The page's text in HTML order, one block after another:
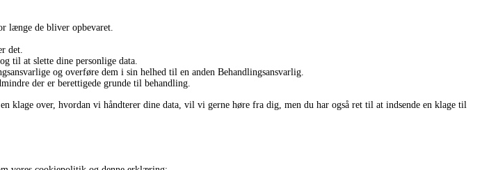
længe de bliver opbevaret.
det.
til at slette dine personlige data.
og overføre dem i sin helhed til en anden Behandlingsansvarlig.
der er berettigede grunde til behandling.
klage over, hvordan vi håndterer dine data, vil vi gerne høre fra dig, men du har også ret til at indsende en klage til